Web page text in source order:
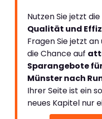
Nutzen Sie jetzt
Qualität und
Fragen Sie jetzt
die Chance auf
Sparangebote
Münster nach
Ihrer Seite ist ein
neues Kapitel nur